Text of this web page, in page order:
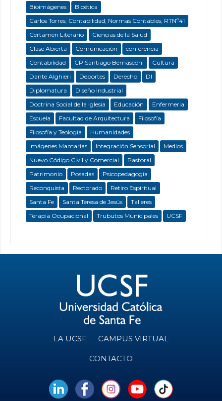
Bioimágenes
Bioética
Carlos Torres; Contabilidad; Normas Contables; RTNº41
Certamen Literario
Ciencias de la Salud
Clase Abierta
Comunicación
conferencia
Contabilidad
CP Santiago Bernasconi
Cultura
Dante Alghieri
Deportes Derecho
DI
Diplomatura
Diseño Industrial
Doctrina Social de la Iglesia
Educación
Enfermeria
Escuela
Facultad de Arquitectura
Filosofía
Filosofía y Teología
Humanidades
Imágenes Mamarias
Integración Sensorial
Medios
Nuevo Código Civil y Comercial
Pastoral
Patrimonio
Posadas
Psicopedagogía
Reconquista
Rectorado
Retiro Espiritual
Santa Fe
Santa Teresa de Jesús
Talleres
Terapia Ocupacional
Trubutos Municipales UCSF
LA UCSF CAMPUS VIRTUAL
CONTACTO